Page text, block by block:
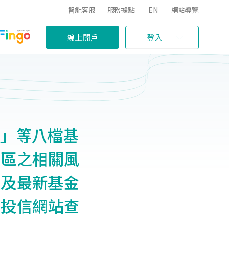
智能客服 服務據點 EN 網站導覽
線上開戶 登入
等八檔基
之相關風
最新基金
信網站查